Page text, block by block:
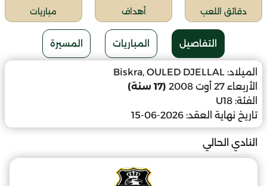
دقائق اللعب أهداف مباريات
التفاصيل المباريات المسيرة
الميلاد: Biskra, OULED DJELLAL
الأربعاء 27 أوت 2008
(17 سنة)
الفئة: U18
تاريخ نهاية العقد: 2026-06-15
النادي الحالي